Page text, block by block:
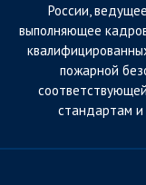
России,
выполняющее
пожарной
стандартам